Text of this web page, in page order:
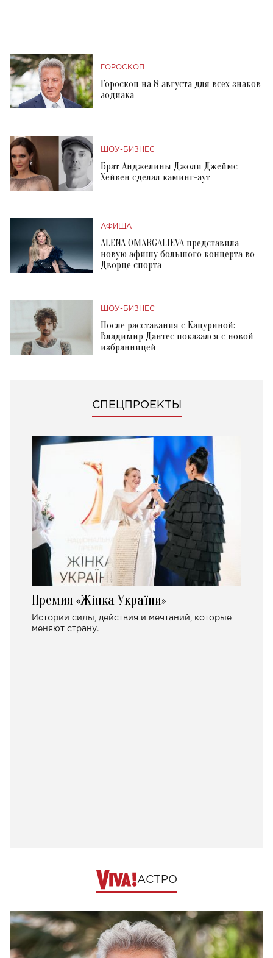
ГОРОСКОП
Гороскоп на 8 августа для всех знаков
зодиака
ШОУ-БИЗНЕС
Брат Анджелины Джоли Джеймс
Хейвен сделал каминг-аут
АФИША
ALENA OMARGALIEVA представила
новую афишу большого концерта во
Дворце спорта
ШОУ-БИЗНЕС
После расставания с Кацуриной:
Владимир Дантес показался с новой
избранницей
СПЕЦПРОЕКТЫ
Премия «Жінка України»
Истории силы, действия и мечтаний, которые
меняют страну.
АСТРО